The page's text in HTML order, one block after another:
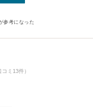
参考になった
ミ13件）